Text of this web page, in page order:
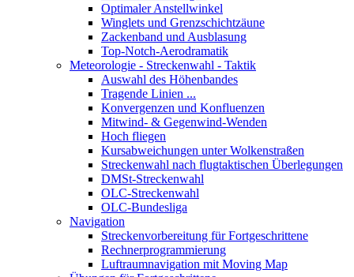
Optimaler Anstellwinkel
Winglets und Grenzschichtzäune
Zackenband und Ausblasung
Top-Notch-Aerodramatik
Meteorologie - Streckenwahl - Taktik
Auswahl des Höhenbandes
Tragende Linien ...
Konvergenzen und Konfluenzen
Mitwind- & Gegenwind-Wenden
Hoch fliegen
Kursabweichungen unter Wolkenstraßen
Streckenwahl nach flugtaktischen Überlegungen
DMSt-Streckenwahl
OLC-Streckenwahl
OLC-Bundesliga
Navigation
Streckenvorbereitung für Fortgeschrittene
Rechnerprogrammierung
Luftraumnavigation mit Moving Map